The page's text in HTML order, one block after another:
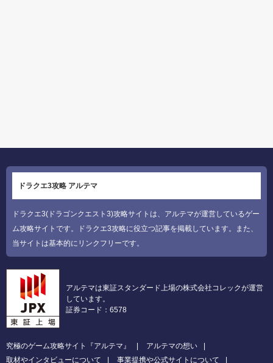
ドラクエ3攻略 アルテマ
ドラクエ3(ドラゴンクエスト3)攻略サイトは、アルテマが運営しているゲー
ム攻略サイトです。ドラクエ3攻略に役立つ記事を掲載しています。また、
当サイトは基本的にリンクフリーです。
アルテマは東証スタンダード上場の株式会社コレックが運営
しています。
証券コード：6578
究極のゲーム攻略サイト『アルテマ』
アルテマの想い
取材やインタビューについて
事業提携や公式サイトについて